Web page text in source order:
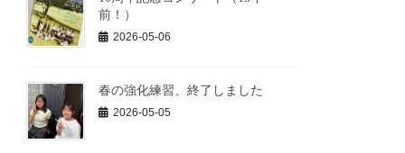
前！）
2026-05-06
春の強化練習、終了しました
2026-05-05